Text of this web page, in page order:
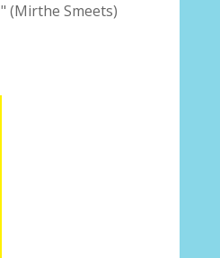
" (Mirthe Smeets)